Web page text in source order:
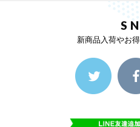
新商品入荷やお